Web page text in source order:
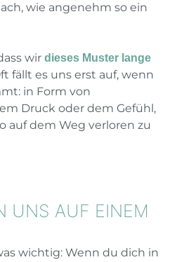
wie angenehm so ein
wirdieses Muster lange
fällt es uns erst auf, wenn
in Form von
Druck oder dem Gefühl,
auf dem Weg verloren zu
UNS AUF EINEM
wichtig: Wenn du dich in